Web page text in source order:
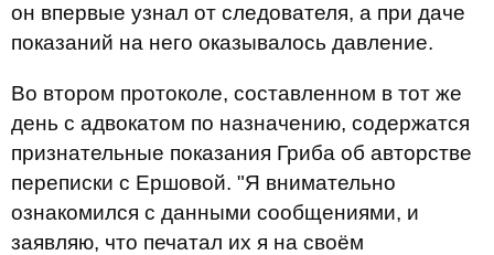
он впервые узнал от следователя, а при даче
показаний на него оказывалось давление.
Во втором протоколе, составленном в тот же
день с адвокатом по назначению, содержатся
признательные показания Гриба об авторстве
переписки с Ершовой. "Я внимательно
ознакомился с данными сообщениями, и
заявляю, что печатал их я на своём